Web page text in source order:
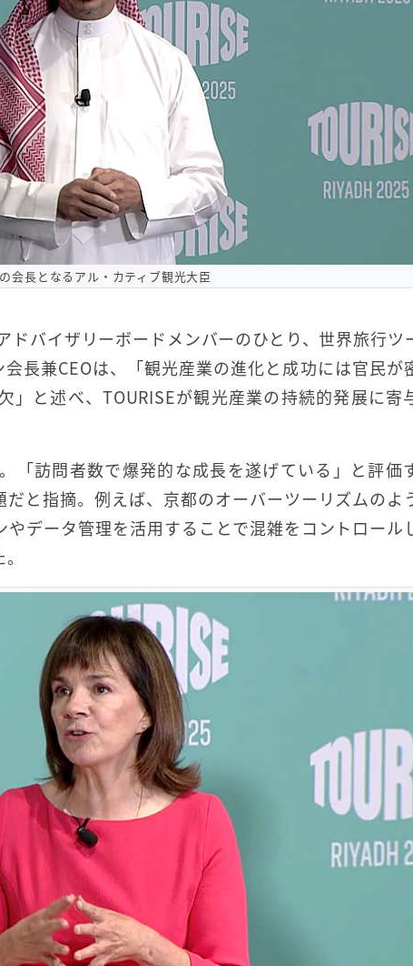
会長となるアル・カティブ観光大臣
ドバイザリーボードメンバーのひとり、世界旅行ツ
長兼CEOは、「観光産業の進化と成功には官民が
と述べ、TOURISEが観光産業の持続的発展に寄
「訪問者数で爆発的な成長を遂げている」と評価
と指摘。例えば、京都のオーバーツーリズムのよ
データ管理を活用することで混雑をコントロール